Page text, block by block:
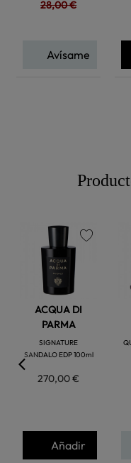
28,00 €
Avísame
ACQUA DI
PARMA
SIGNATURE
SANDALO EDP 100ml
270,00 €
Añadir